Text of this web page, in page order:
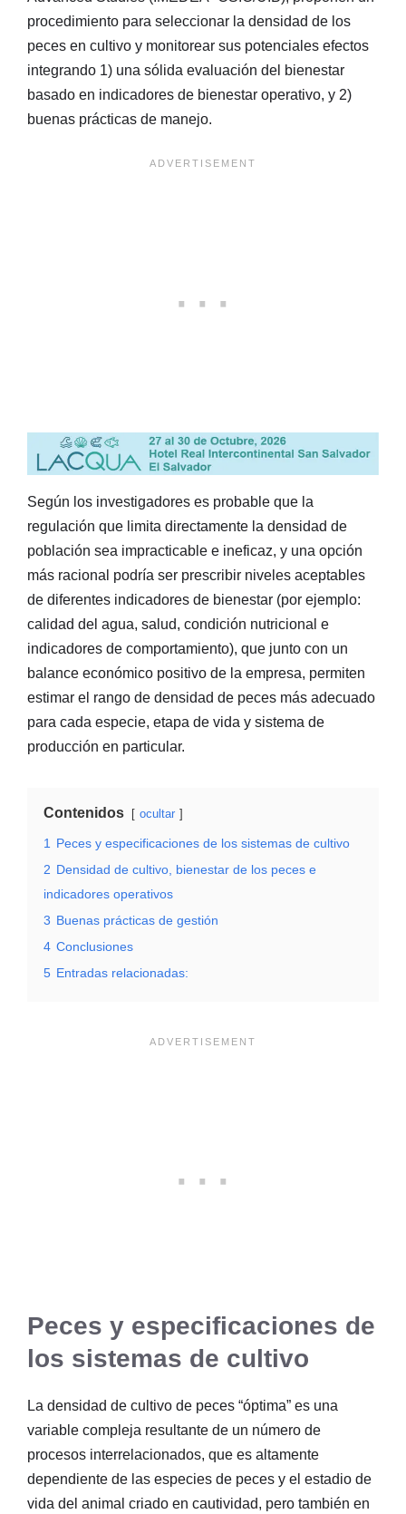
procedimiento para seleccionar la densidad de los
peces en cultivo y monitorear sus potenciales efectos
integrando 1) una sólida evaluación del bienestar
basado en indicadores de bienestar operativo, y 2)
buenas prácticas de manejo.
Según los investigadores es probable que la
regulación que limita directamente la densidad de
población sea impracticable e ineficaz, y una opción
más racional podría ser prescribir niveles aceptables
de diferentes indicadores de bienestar (por ejemplo:
calidad del agua, salud, condición nutricional e
indicadores de comportamiento), que junto con un
balance económico positivo de la empresa, permiten
estimar el rango de densidad de peces más adecuado
para cada especie, etapa de vida y sistema de
producción en particular.
Contenidos ocultar
1 Peces y especificaciones de los sistemas de cultivo
2 Densidad de cultivo, bienestar de los peces e
indicadores operativos
3 Buenas prácticas de gestión
4 Conclusiones
5 Entradas relacionadas:
Peces y especificaciones de
los sistemas de cultivo
La densidad de cultivo de peces “óptima” es una
variable compleja resultante de un número de
procesos interrelacionados, que es altamente
dependiente de las especies de peces y el estadio de
vida del animal criado en cautividad, pero también en